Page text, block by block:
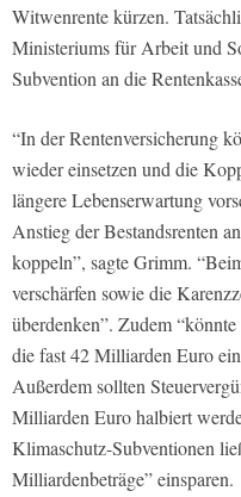
Witwenrente kürzen.
Ministeriums für Arbeit und
Subvention an die
“In der Rentenversicherung
wieder einsetzen und die
längere Lebenserwartung
Anstieg der Bestandsrenten
koppeln”, sagte Grimm.
verschärfen sowie die
überdenken”. Zudem
die fast 42 Milliarden Euro
Außerdem sollten
Milliarden Euro halbiert
Klimaschutz-Subventionen
Milliardenbeträge” einsparen.